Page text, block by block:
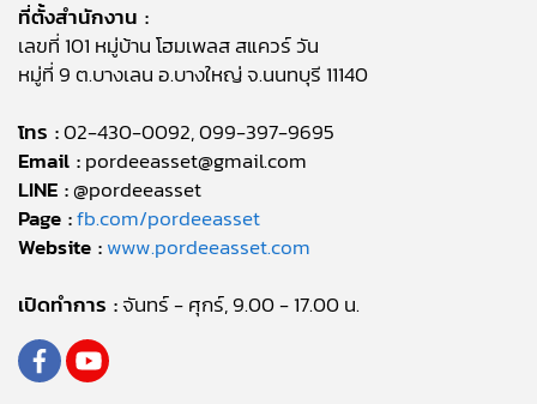
ที่ตั้งสำนักงาน :
เลขที่ 101 หมู่บ้าน โฮมเพลส สแควร์ วัน
หมู่ที่ 9 ต.บางเลน อ.บางใหญ่ จ.นนทบุรี 11140
โทร :02-430-0092, 099-397-9695
Email :pordeeasset@gmail.com
LINE :@pordeeasset
Page :fb.com/pordeeasset
Website :www.pordeeasset.com
เปิดทำการ :จันทร์ - ศุกร์, 9.00 - 17.00 น.